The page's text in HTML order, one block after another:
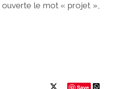
ouverte le mot « projet »,
Save